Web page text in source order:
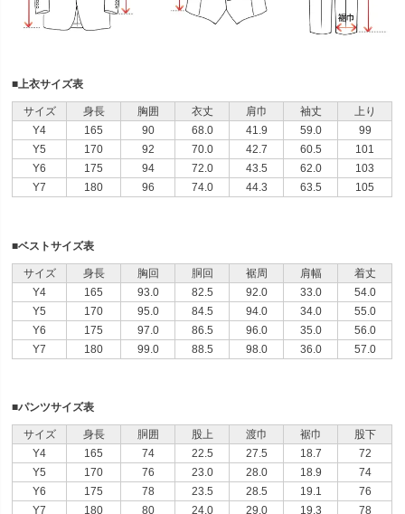
■上衣サイズ表
サイズ 身長 胸囲 衣丈 肩巾 袖丈
上り
Y4
165 90 68.0 41.9 59.0
99
Y5
170 92 70.0 42.7 60.5
101
Y6
175 94 72.0 43.5 62.0
103
Y7
180 96 74.0 44.3 63.5 105
■ベストサイズ表
サイズ 身長 胸回 胴回 裾周 肩幅
着丈
Y4
165 93.0 82.5 92.0 33.0
54.0
Y5
170 95.0 84.5 94.0 34.0
55.0
Y6
175 97.0 86.5 96.0 35.0
56.0
Y7
180 99.0 88.5 98.0 36.0 57.0
■パンツサイズ表
サイズ 身長 胴囲 股上 渡巾 裾巾
股下
Y4
165 74 22.5 27.5 18.7
72
Y5
170 76 23.0 28.0 18.9
74
Y6
175 78 23.5 28.5 19.1
76
Y7
180 80 24.0 29.0 19.3 78